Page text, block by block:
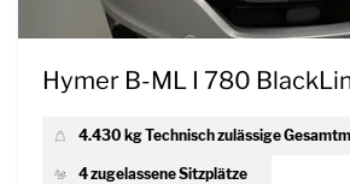
Hymer B-ML I 780
4.430 kg Technisch zulässige
4 zugelassene Sitzplätze